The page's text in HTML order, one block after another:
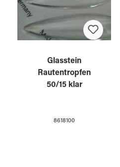
Glasstein
Rautentropfen
50/15 klar
8618100